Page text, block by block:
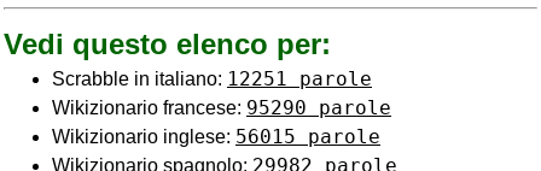
Vedi questo elenco per:
Scrabble in italiano: 12251 parole
Wikizionario francese: 95290 parole
Wikizionario inglese: 56015 parole
Wikizionario spagnolo: 29982 parole